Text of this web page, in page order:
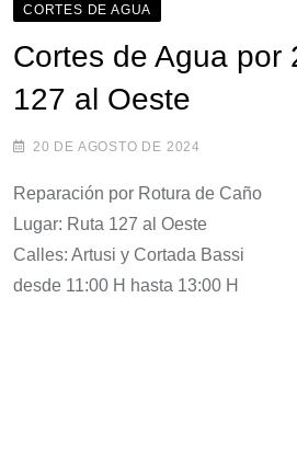
CORTES DE AGUA
Cortes de Agua por
127 al Oeste
20 DE AGOSTO DE 2024
Reparación por Rotura de Caño
Lugar: Ruta 127 al Oeste
Calles: Artusi y Cortada Bassi
desde 11:00 H hasta 13:00 H